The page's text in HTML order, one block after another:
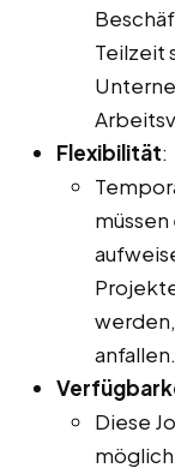
Teilzeit
Flexibilität:
anfallen.
Diese